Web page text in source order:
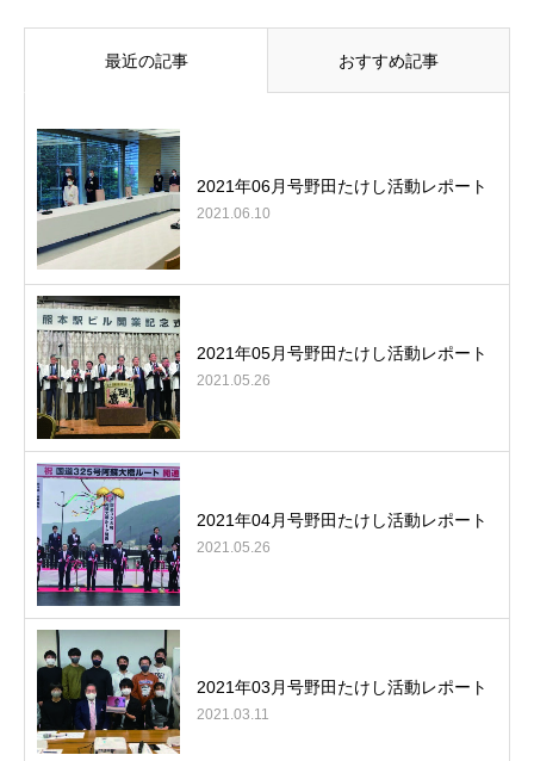
最近の記事 おすすめ記事
2021年06月号野田たけし活動レポート
2021.06.10
2021年05月号野田たけし活動レポート
2021.05.26
2021年04月号野田たけし活動レポート
2021.05.26
2021年03月号野田たけし活動レポート
2021.03.11